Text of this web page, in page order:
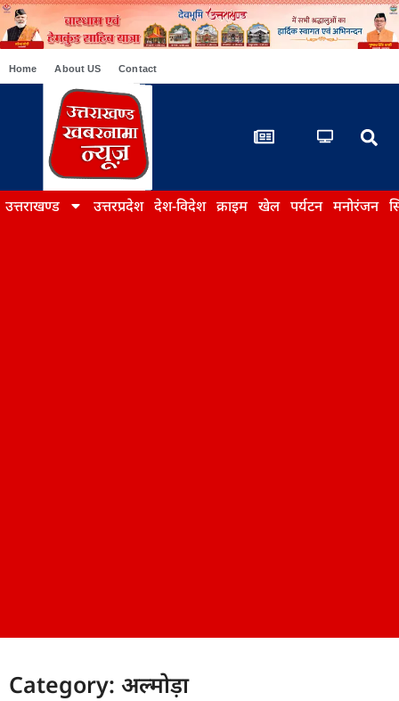
Home About US Contact
उत्तराखण्ड उत्तरप्रदेश देश-विदेश क्राइम खेल पर्यटन मनोरंजन
Category: अल्मोड़ा